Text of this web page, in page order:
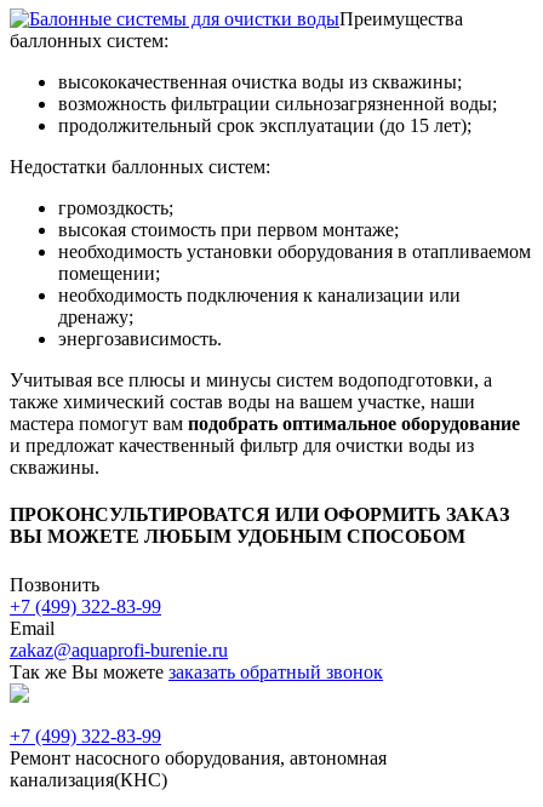
Преимущества
баллонных систем:
высококачественная очистка воды из скважины;
возможность фильтрации сильнозагрязненной воды;
продолжительный срок эксплуатации (до 15 лет);
Недостатки баллонных систем:
громоздкость;
высокая стоимость при первом монтаже;
необходимость установки оборудования в отапливаемом
помещении;
необходимость подключения к канализации или
дренажу;
энергозависимость.
Учитывая все плюсы и минусы систем водоподготовки, а
также химический состав воды на вашем участке, наши
мастера помогут вам подобрать оптимальное оборудование
и предложат качественный фильтр для очистки воды из
скважины.
ПРОКОНСУЛЬТИРОВАТСЯ ИЛИ ОФОРМИТЬ ЗАКАЗ
ВЫ МОЖЕТЕ ЛЮБЫМ УДОБНЫМ СПОСОБОМ
Позвонить
+7 (499) 322-83-99
Email
zakaz@aquaprofi-burenie.ru
Так же Вы можете заказать обратный звонок
+7 (499) 322-83-99
Ремонт насосного оборудования, автономная
канализация(КНС)